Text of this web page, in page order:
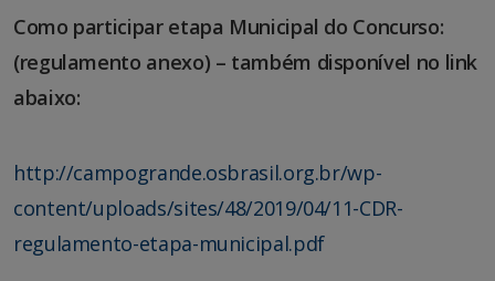
Como participar etapa Municipal do Concurso:
(regulamento anexo) – também disponível no link
abaixo:
http://campogrande.osbrasil.org.br/wp-
content/uploads/sites/48/2019/04/11-CDR-
regulamento-etapa-municipal.pdf